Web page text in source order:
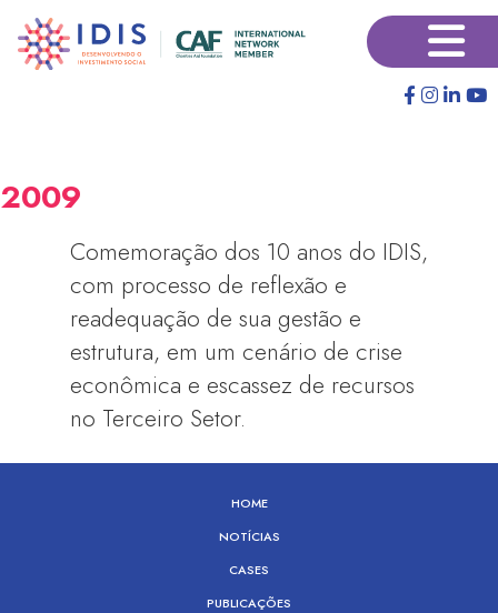
para
×
2009
Comemoração dos 10 anos do IDIS,
com processo de reflexão e
readequação de sua gestão e
estrutura, em um cenário de crise
econômica e escassez de recursos
no Terceiro Setor.
HOME
NOTÍCIAS
CASES
PUBLICAÇÕES